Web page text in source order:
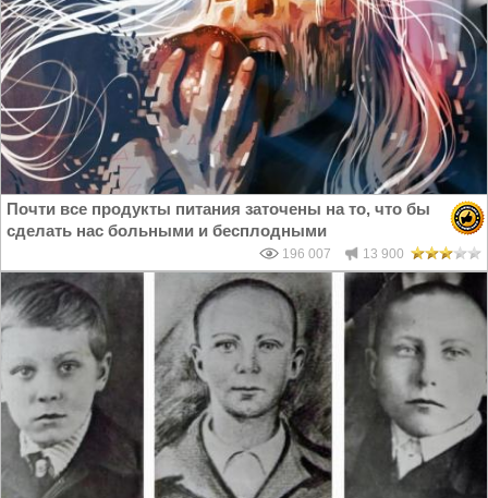
Почти все продукты питания заточены на то, что бы
сделать нас больными и бесплодными
196 007 13 900